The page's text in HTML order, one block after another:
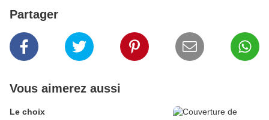
Partager
Vous aimerez aussi
Le choix